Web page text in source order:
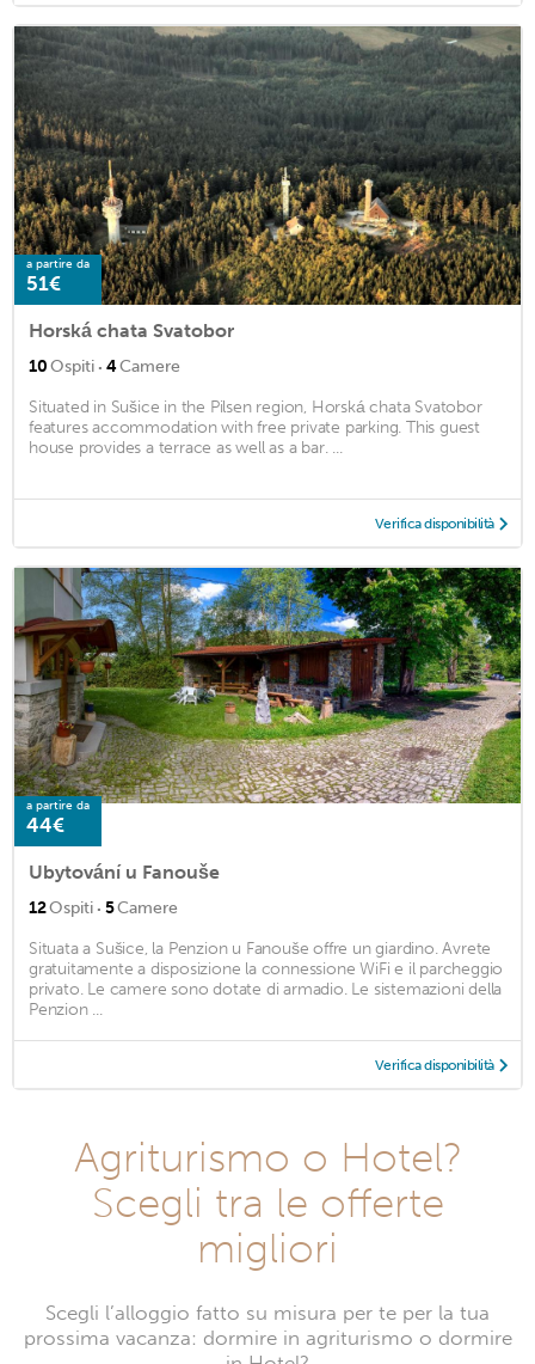
a partire da
51€
Horská chata Svatobor
10Ospiti · 4Camere
Situated in Sušice in the Pilsen region, Horská chata Svatobor
features accommodation with free private parking. This guest
house provides a terrace as well as a bar. ...
Verifica disponibilità
a partire da
44€
Ubytování u Fanouše
12Ospiti · 5Camere
Situata a Sušice, la Penzion u Fanouše offre un giardino. Avrete
gratuitamente a disposizione la connessione WiFi e il parcheggio
privato. Le camere sono dotate di armadio. Le sistemazioni della
Penzion ...
Verifica disponibilità
Agriturismo o Hotel?
Scegli tra le offerte
migliori
Scegli l’alloggio fatto su misura per te per la tua
prossima vacanza: dormire in agriturismo o dormire